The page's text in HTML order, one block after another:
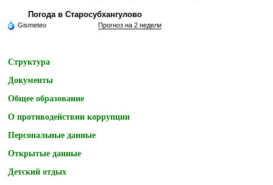
Погода в Старосубхангулово
Gismeteo Прогноз на 2 недели
Структура
Документы
Общее образование
О противодействии коррупции
Персональные данные
Открытые данные
Детский отдых